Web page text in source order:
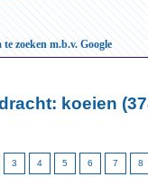
zoeken m.b.v. Google
koeien
3 4 5 6 7 8